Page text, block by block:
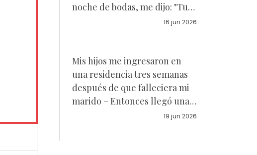
noche de bodas, me dijo: "Tu
hermana no está enferma. Y
16 jun 2026
Mis hijos me ingresaron en
una residencia tres semanas
después de que falleciera mi
marido – Entonces llegó una
desconocida y me dijo: "Tu19 jun 2026